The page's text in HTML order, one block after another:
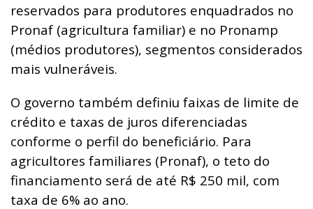
reservados para produtores enquadrados no
Pronaf (agricultura familiar) e no Pronamp
(médios produtores), segmentos considerados
mais vulneráveis.
O governo também definiu faixas de limite de
crédito e taxas de juros diferenciadas
conforme o perfil do beneficiário. Para
agricultores familiares (Pronaf), o teto do
financiamento será de até R$ 250 mil, com
taxa de 6% ao ano.